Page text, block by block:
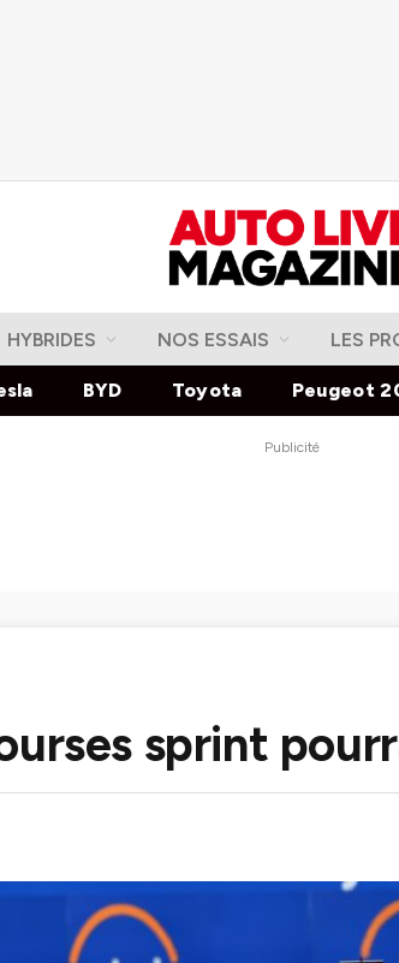
HYBRIDES NOS ESSAIS LES
BYD Toyota Peugeot
Publicité
sprint